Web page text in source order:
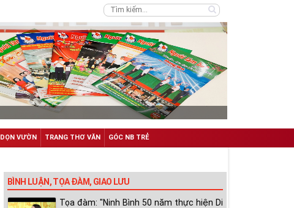
DỌN VƯỜN TRANG THƠ VĂN GÓC NB TRẺ
BÌNH LUẬN, TỌA ĐÀM, GIAO LƯU
Tọa đàm: "Ninh Bình 50 năm thực hiện Di